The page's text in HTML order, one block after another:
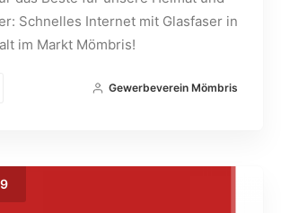
Schnelles Internet mit Glasfaser in
im Markt Mömbris!
Gewerbeverein Mömbris